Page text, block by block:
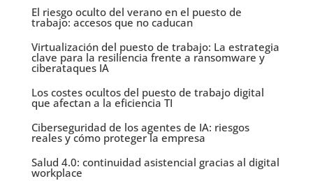
El riesgo oculto del verano en el puesto de
trabajo: accesos que no caducan
Virtualización del puesto de trabajo: La estrategia
clave para la resiliencia frente a ransomware y
ciberataques IA
Los costes ocultos del puesto de trabajo digital
que afectan a la eficiencia TI
Ciberseguridad de los agentes de IA: riesgos
reales y cómo proteger la empresa
Salud 4.0: continuidad asistencial gracias al digital
workplace